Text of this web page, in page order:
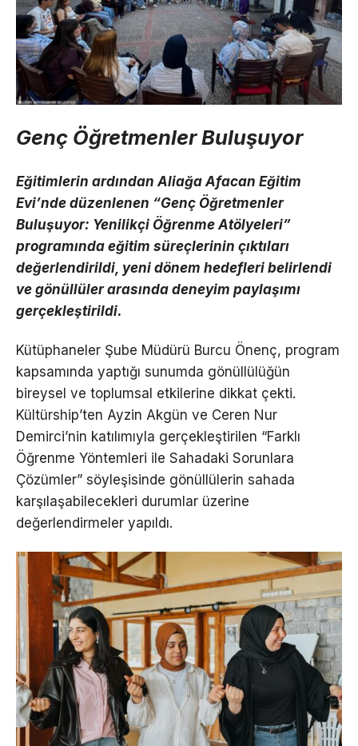
Genç Öğretmenler Buluşuyor
Eğitimlerin ardından Aliağa Afacan Eğitim
Evi’nde düzenlenen “Genç Öğretmenler
Buluşuyor: Yenilikçi Öğrenme Atölyeleri”
programında eğitim süreçlerinin çıktıları
değerlendirildi, yeni dönem hedefleri belirlendi
ve gönüllüler arasında deneyim paylaşımı
gerçekleştirildi.
Kütüphaneler Şube Müdürü Burcu Önenç, program
kapsamında yaptığı sunumda gönüllülüğün
bireysel ve toplumsal etkilerine dikkat çekti.
Kültürship’ten Ayzin Akgün ve Ceren Nur
Demirci’nin katılımıyla gerçekleştirilen “Farklı
Öğrenme Yöntemleri ile Sahadaki Sorunlara
Çözümler” söyleşisinde gönüllülerin sahada
karşılaşabilecekleri durumlar üzerine
değerlendirmeler yapıldı.